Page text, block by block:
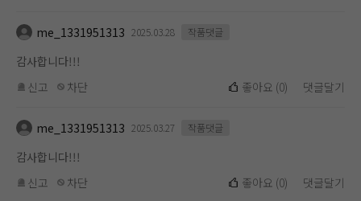
me_1331951313 2025.03.28 작품댓글
감사합니다!!!
신고
차단 좋아요 (0) 댓글달기
me_1331951313 2025.03.27 작품댓글
감사합니다!!!
신고
차단 좋아요 (0) 댓글달기